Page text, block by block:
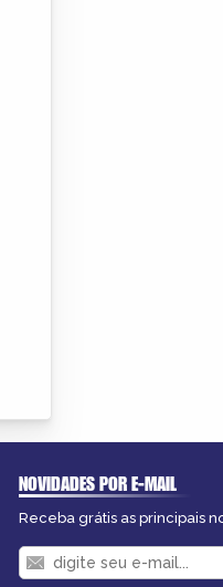
NOVIDADES POR E-MAIL
Receba grátis as principais